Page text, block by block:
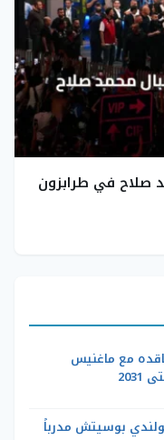
صلاح في طرابزون
مع ماغنيس
بوسيتش مدرباً